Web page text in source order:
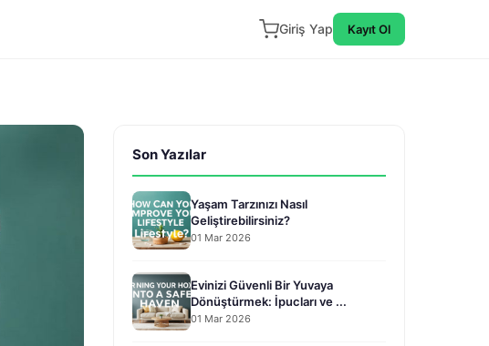
Giriş Yap Kayıt Ol
Son Yazılar
Yaşam Tarzınızı Nasıl
Geliştirebilirsiniz?
01 Mar 2026
Evinizi Güvenli Bir Yuvaya
Dönüştürmek: İpucları ve ...
01 Mar 2026